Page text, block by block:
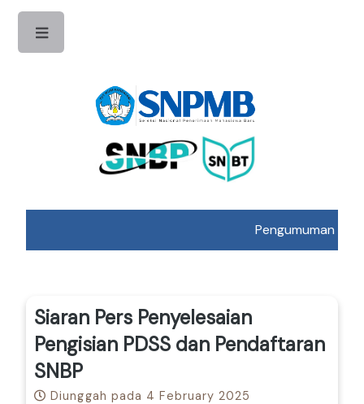
Pengumuman
Siaran Pers Penyelesaian
Pengisian PDSS dan Pendaftaran
SNBP
Diunggah pada 4 February 2025